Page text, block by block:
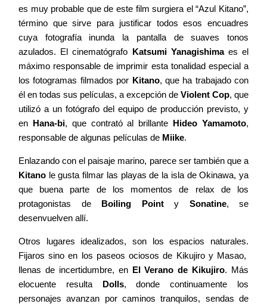
es muy probable que de este film surgiera el “Azul Kitano”,
término que sirve para justificar todos esos encuadres
cuya fotografía inunda la pantalla de suaves tonos
azulados. El cinematógrafo Katsumi Yanagishimaes el
máximo responsable de imprimir esta tonalidad especial a
los fotogramas filmados por Kitano, que ha trabajado con
él en todas sus películas, a excepción de Violent Cop, que
utilizó a un fotógrafo del equipo de producción previsto, y
en Hana-bi, que contrató al brillante Hideo Yamamoto,
responsable de algunas películas de Miike.
Enlazando con el paisaje marino, parece ser también que a
Kitano le gusta filmar las playas de la isla de Okinawa, ya
que buena parte de los momentos de relax de los
protagonistas de Boiling Pointy Sonatine, se
desenvuelven allí.
Otros lugares idealizados, son los espacios naturales.
Fijaros sino en los paseos ociosos de Kikujiro y Masao,
llenas de incertidumbre, en El Verano de Kikujiro. Más
elocuente resulta Dolls, donde continuamente los
personajes avanzan por caminos tranquilos, sendas de